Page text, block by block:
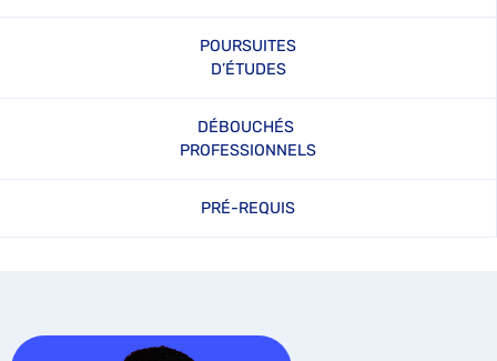
POURSUITES
D’ÉTUDES
DÉBOUCHÉS
PROFESSIONNELS
PRÉ-REQUIS